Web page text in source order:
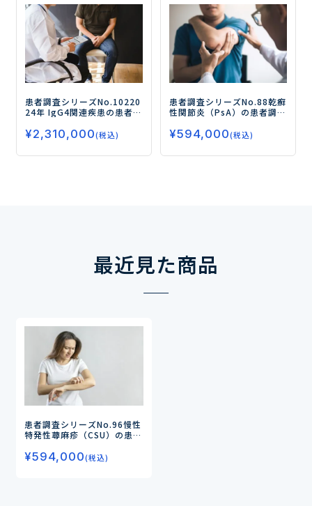
患者調査シリーズNo.10220
24年 IgG4関連疾患の患者調
況、薬物治療の満足度・不
満点および安全性の高い注
射薬に対するニーズを中心
¥2,310,000(税込)
患者調査シリーズNo.88乾癬
性関節炎（PsA）の患者調査
満足度および新薬ニーズを
¥594,000(税込)
最近見た商品
患者調査シリーズNo.96慢性
特発性蕁麻疹（CSU）の患者
た症状のコントロール状況と
薬物治療の評価―
¥594,000(税込)